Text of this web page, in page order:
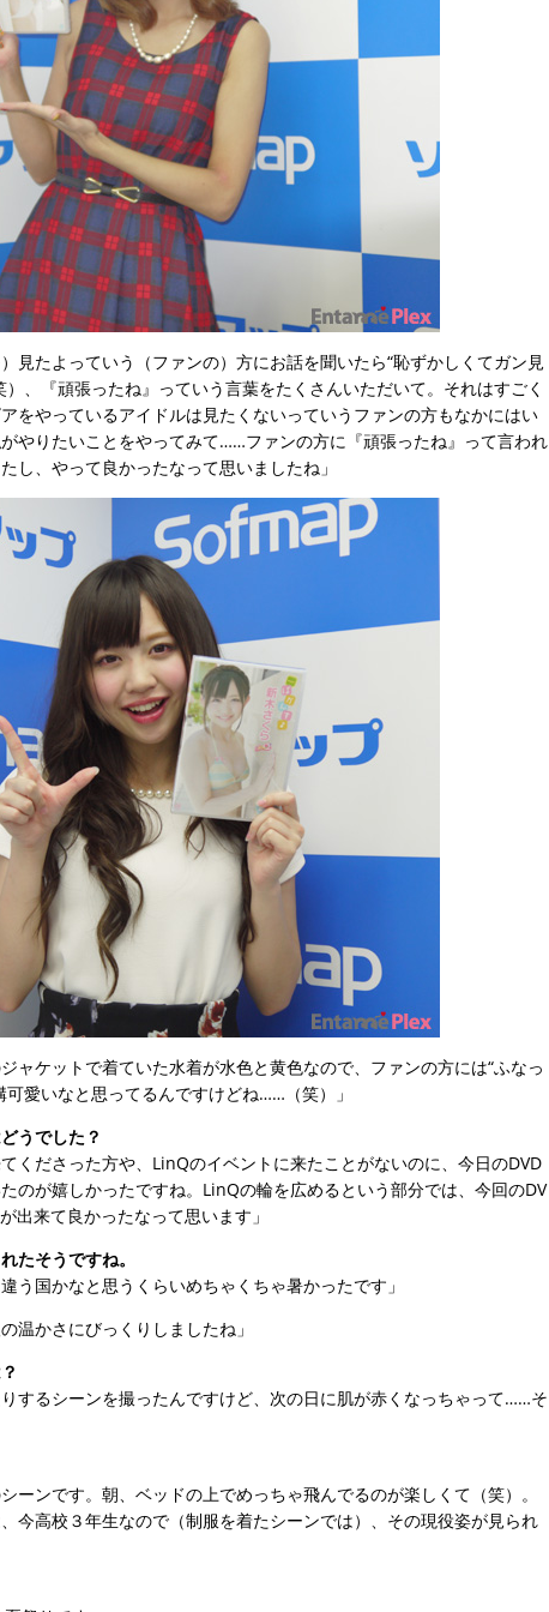
見たよっていう（ファンの）方にお話を聞いたら“恥ずかしくてガン見
、『頑張ったね』っていう言葉をたくさんいただいて。それはすごく
をやっているアイドルは見たくないっていうファンの方もなかにはい
やりたいことをやってみて……ファンの方に『頑張ったね』って言われ
し、やって良かったなって思いましたね」
ャケットで着ていた水着が水色と黄色なので、ファンの方には“ふなっ
愛いなと思ってるんですけどね……（笑）」
うでした？
くださった方や、LinQのイベントに来たことがないのに、今日のDVD
のが嬉しかったですね。LinQの輪を広めるという部分では、今回のDV
出来て良かったなって思います」
そうですね。
う国かなと思うくらいめちゃくちゃ暑かったです」
温かさにびっくりしましたね」
するシーンを撮ったんですけど、次の日に肌が赤くなっちゃって……そ
ーンです。朝、ベッドの上でめっちゃ飛んでるのが楽しくて（笑）。
今高校３年生なので（制服を着たシーンでは）、その現役姿が見られ